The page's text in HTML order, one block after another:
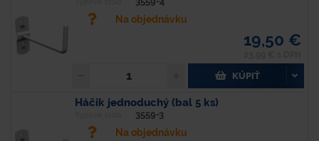
Na objednávku
19,50 €
KÚPIŤ
Háčik jednoduchý (bal 5 ks)
3559-3
Na objednávku